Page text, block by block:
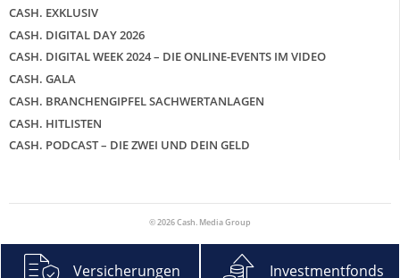
CASH. EXKLUSIV
CASH. DIGITAL DAY 2026
CASH. DIGITAL WEEK 2024 – DIE ONLINE-EVENTS IM VIDEO
CASH. GALA
CASH. BRANCHENGIPFEL SACHWERTANLAGEN
CASH. HITLISTEN
CASH. PODCAST – DIE ZWEI UND DEIN GELD
© 2026 Cash. Media Group
Versicherungen Investmentfonds